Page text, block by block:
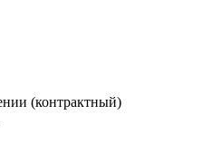
(контрактный)